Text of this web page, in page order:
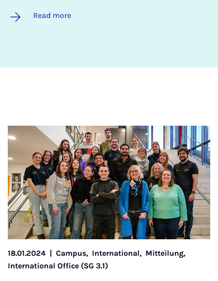
Read more
18.01.2024 | Campus, International, Mitteilung,
International Office (SG 3.1)